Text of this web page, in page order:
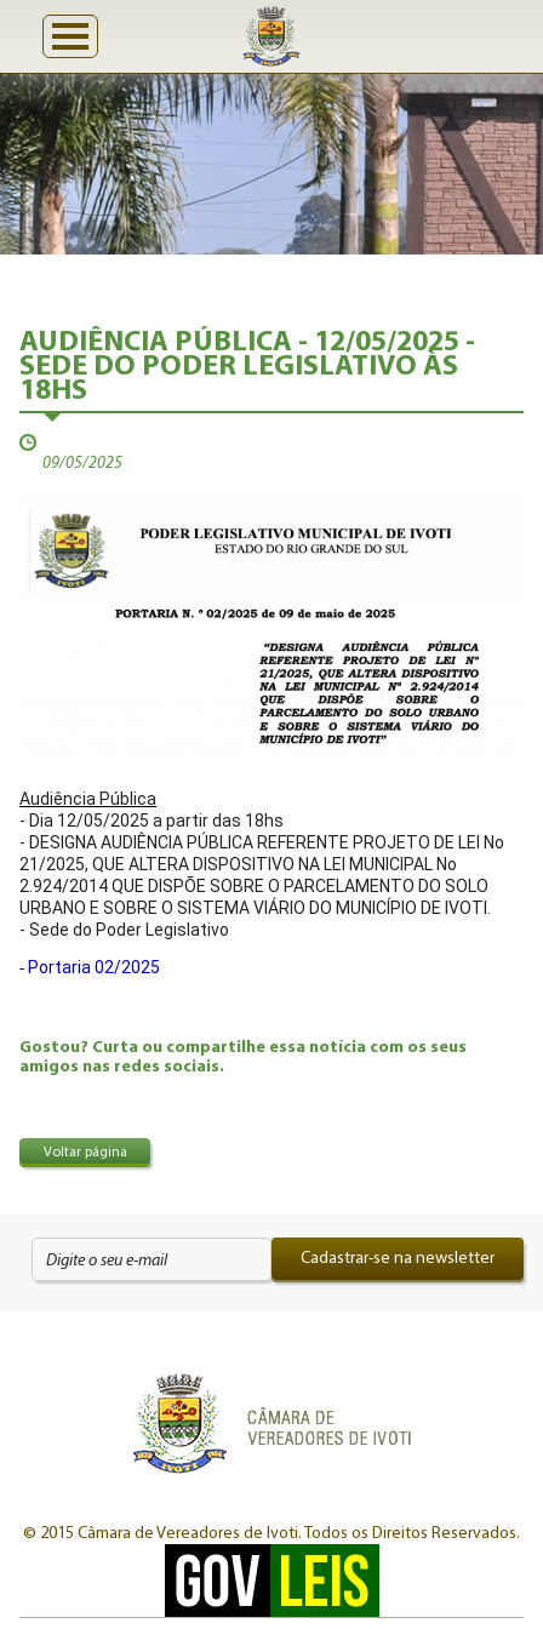
AUDIÊNCIA PÚBLICA - 12/05/2025 -
SEDE DO PODER LEGISLATIVO ÀS
18HS
09/05/2025
Audiência Pública
- Dia 12/05/2025 a partir das 18hs
- DESIGNA AUDIÊNCIA PÚBLICA REFERENTE PROJETO DE LEI No
21/2025, QUE ALTERA DISPOSITIVO NA LEI MUNICIPAL No
2.924/2014 QUE DISPÕE SOBRE O PARCELAMENTO DO SOLO
URBANO E SOBRE O SISTEMA VIÁRIO DO MUNICÍPIO DE IVOTI.
- Sede do Poder Legislativo
- Portaria 02/2025
Gostou? Curta ou compartilhe essa notícia com os seus
amigos nas redes sociais.
Voltar página
Cadastrar-se na newsletter
© 2015 Câmara de Vereadores de Ivoti. Todos os Direitos Reservados.